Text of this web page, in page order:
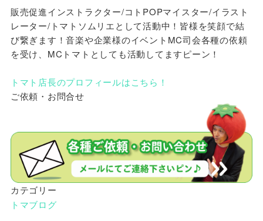
販売促進インストラクター/コトPOPマイスター/イラスト
レーター/トマトソムリエとして活動中！皆様を笑顔で結
び繋ぎます！音楽や企業様のイベントMC司会各種の依頼
を受け、MCトマトとしても活動してますピーン！
トマト店長のプロフィールはこちら！
ご依頼・お問合せ
カテゴリー
トマブログ